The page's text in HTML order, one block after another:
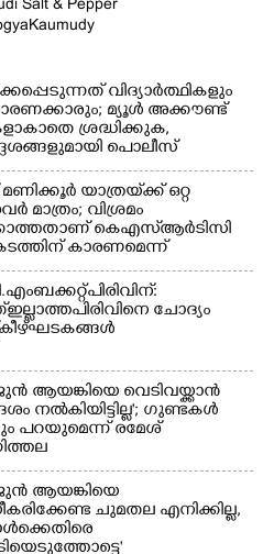
വിദ്യാർത്ഥികളും
മ്യൂൾ അക്കൗണ്ട്
ശ്രദ്ധിക്കുക,
പൊലീസ്
യാത്രയ്‌ക്ക് ഒറ്റ
മാത്രം; വിശ്രമം
കെഎസ്‌ആർടിസി
കാരണമെന്ന്
ബക്കറ്റ് പിരിവിന്:
പിരിവിനെ ചോദ്യം
കീഴ്ഘടകങ്ങൾ
ആയങ്കിയെ വെടിവയ്ക്കാൻ
നൽകിയിട്ടില്ല'; ഗുണ്ടകൾ
പറയുമെന്ന് രമേശ്
ആയങ്കിയെ
ചുമതല എനിക്കില്ല,